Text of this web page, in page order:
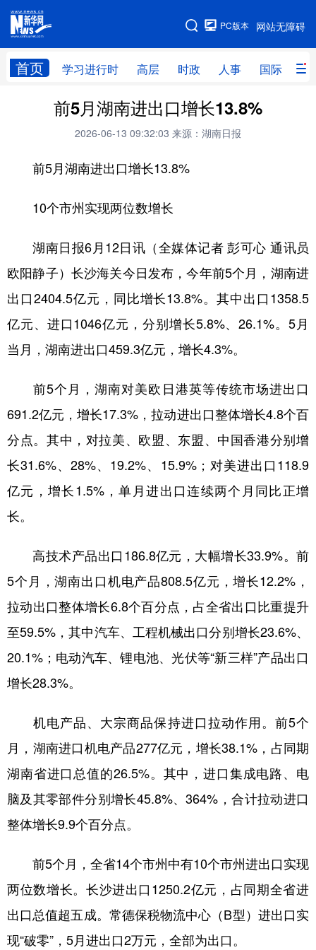
网站无障碍
PC版本
首页 学习进行时 高层 时政 人事 国际 财
网站地图
学习进行时 高层 时政 人事
财经 网评
台湾 思客智库 全球连线
访谈 视频 图片 政务
法律 中央文件 金融 汽车
学术中国 乡村振兴 银龄
公益 一带一路 亚太网 上市公司
文化产业
地方频道
北京 天津 河北 山西
辽宁 吉林 上海 江苏
浙江 安徽 福建 江西
山东 河南 湖北 湖南
广东 广西 海南 重庆
陕西 甘肃 青海 宁夏
新疆 内蒙古 黑龙江
多语种频道
Русский язык 日本語 한국어
Deutsch Português
前5月湖南进出口增长13.8%
2026-06-13 09:32:03 来源：湖南日报
前5月湖南进出口增长13.8%
10个市州实现两位数增长
湖南日报6月12日讯（全媒体记者 彭可心 通讯员
欧阳静子）长沙海关今日发布，今年前5个月，湖南进
出口2404.5亿元，同比增长13.8%。其中出口1358.5
亿元、进口1046亿元，分别增长5.8%、26.1%。5月
当月，湖南进出口459.3亿元，增长4.3%。
前5个月，湖南对美欧日港英等传统市场进出口
691.2亿元，增长17.3%，拉动进出口整体增长4.8个百
分点。其中，对拉美、欧盟、东盟、中国香港分别增
长31.6%、28%、19.2%、15.9%；对美进出口118.9
亿元，增长1.5%，单月进出口连续两个月同比正增
长。
高技术产品出口186.8亿元，大幅增长33.9%。前
5个月，湖南出口机电产品808.5亿元，增长12.2%，
拉动出口整体增长6.8个百分点，占全省出口比重提升
至59.5%，其中汽车、工程机械出口分别增长23.6%、
20.1%；电动汽车、锂电池、光伏等“新三样”产品出口
增长28.3%。
机电产品、大宗商品保持进口拉动作用。前5个
月，湖南进口机电产品277亿元，增长38.1%，占同期
湖南省进口总值的26.5%。其中，进口集成电路、电
脑及其零部件分别增长45.8%、364%，合计拉动进口
整体增长9.9个百分点。
前5个月，全省14个市州中有10个市州进出口实现
两位数增长。长沙进出口1250.2亿元，占同期全省进
出口总值超五成。常德保税物流中心（B型）进出口实
现“破零”，5月进出口2万元，全部为出口。